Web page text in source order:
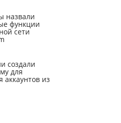
назвали
функции
сети
создали
для
аккаунтов из